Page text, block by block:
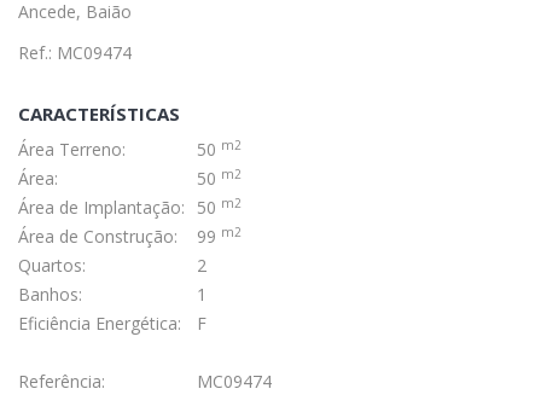
Ancede, Baião
Ref.: MC09474
CARACTERÍSTICAS
Área Terreno: 50 m2
Área: 50 m2
Área de Implantação: 50 m2
Área de Construção: 99 m2
Quartos:
2
Banhos:
1
Eficiência Energética:
F
Referência: MC09474